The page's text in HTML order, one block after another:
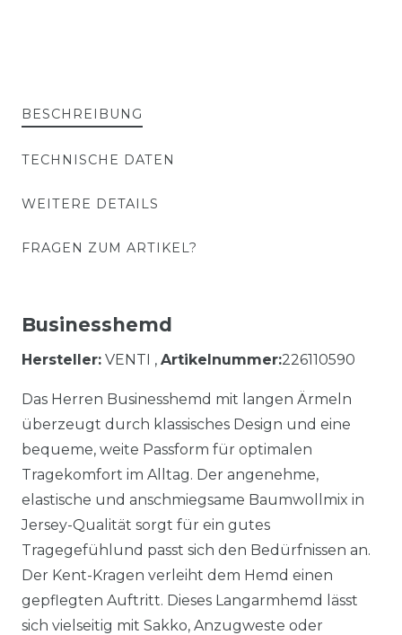
BESCHREIBUNG
TECHNISCHE DATEN
WEITERE DETAILS
FRAGEN ZUM ARTIKEL?
Businesshemd
Hersteller: VENTI , Artikelnummer:226110590
Das Herren Businesshemd mit langen Ärmeln
überzeugt durch klassisches Design und eine
bequeme, weite Passform für optimalen
Tragekomfort im Alltag. Der angenehme,
elastische und anschmiegsame Baumwollmix in
Jersey-Qualität sorgt für ein gutes
Tragegefühlund passt sich den Bedürfnissen an.
Der Kent-Kragen verleiht dem Hemd einen
gepflegten Auftritt. Dieses Langarmhemd lässt
sich vielseitig mit Sakko, Anzugweste oder